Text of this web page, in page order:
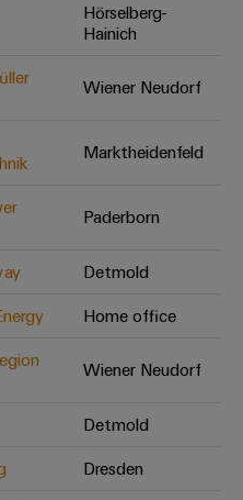
Produktinnovationen
Praxisnahe
Ihre Industrie.
Connectivity.
Hörselberg-
Hainich
Wiener Neudorf
Marktheidenfeld
Paderborn
Detmold
Home office
Wiener Neudorf
Detmold
Dresden